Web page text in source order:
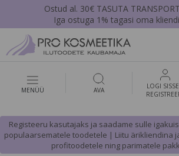
Ostud al. 30€ TASUTA
Iga ostuga 1% tagasi oma
MENÜÜ AVA
LOGI
Registeeru kasutajaks ja saadame sulle
populaarsematele toodetele | Liitu ärikliendina
profitoodetele ning parimatele